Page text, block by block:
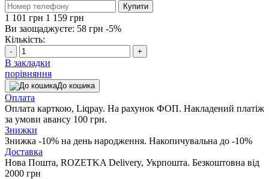
Купити
1 101 грн 1 159 грн
Ви заощаджуєте: 58 грн -5%
Кількість:
- +
В закладки
порівняння
До кошика
Оплата
Оплата карткою, Liqpay. На рахунок ФОП. Накладений платіж
за умови авансу 100 грн.
Знижки
Знижка -10% на день народження. Накопичувальна до -10%
Доставка
Нова Пошта, ROZETKA Delivery, Укрпошта. Безкоштовна від
2000 грн